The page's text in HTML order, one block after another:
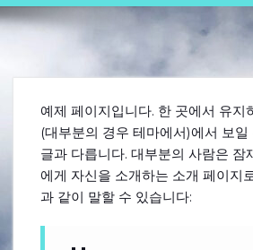
예제 페이지입니다. 한 곳에서 유지
(대부분의 경우 테마에서)에서 보
글과 다릅니다. 대부분의 사람은 잠
에게 자신을 소개하는 소개 페이지
과 같이 말할 수 있습니다: